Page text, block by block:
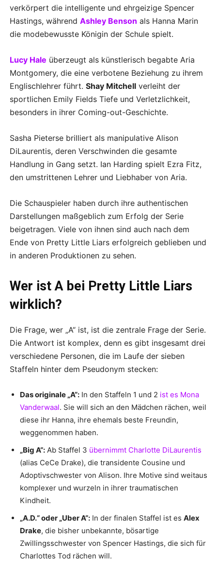
verkörpert die intelligente und ehrgeizige Spencer
Hastings, während Ashley Benson als Hanna Marin
die modebewusste Königin der Schule spielt.
Lucy Hale überzeugt als künstlerisch begabte Aria
Montgomery, die eine verbotene Beziehung zu ihrem
Englischlehrer führt. Shay Mitchell verleiht der
sportlichen Emily Fields Tiefe und Verletzlichkeit,
besonders in ihrer Coming-out-Geschichte.
Sasha Pieterse brilliert als manipulative Alison
DiLaurentis, deren Verschwinden die gesamte
Handlung in Gang setzt. Ian Harding spielt Ezra Fitz,
den umstrittenen Lehrer und Liebhaber von Aria.
Die Schauspieler haben durch ihre authentischen
Darstellungen maßgeblich zum Erfolg der Serie
beigetragen. Viele von ihnen sind auch nach dem
Ende von Pretty Little Liars erfolgreich geblieben und
in anderen Produktionen zu sehen.
Wer ist A bei Pretty Little Liars
wirklich?
Die Frage, wer „A“ ist, ist die zentrale Frage der Serie.
Die Antwort ist komplex, denn es gibt insgesamt drei
verschiedene Personen, die im Laufe der sieben
Staffeln hinter dem Pseudonym stecken:
Das originale „A“: In den Staffeln 1 und 2 ist es Mona
Vanderwaal. Sie will sich an den Mädchen rächen, weil
diese ihr Hanna, ihre ehemals beste Freundin,
weggenommen haben.
„Big A“: Ab Staffel 3 übernimmt Charlotte DiLaurentis
(alias CeCe Drake), die transidente Cousine und
Adoptivschwester von Alison. Ihre Motive sind weitaus
komplexer und wurzeln in ihrer traumatischen
Kindheit.
„A.D.“ oder „Uber A“: In der finalen Staffel ist es Alex
Drake, die bisher unbekannte, bösartige
Zwillingsschwester von Spencer Hastings, die sich für
Charlottes Tod rächen will.